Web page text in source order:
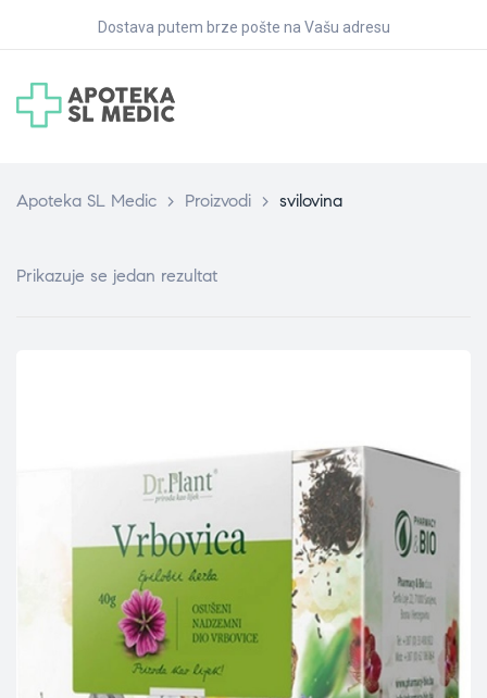
Dostava putem brze pošte na Vašu adresu
Apoteka SL Medic > Proizvodi > svilovina
Prikazuje se jedan rezultat